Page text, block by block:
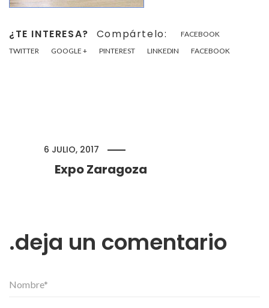
¿TE INTERESA? Compártelo:
FACEBOOK
TWITTER
GOOGLE + PINTEREST LINKEDIN FACEBOOK
6 JULIO, 2017
Expo Zaragoza
deja un comentario